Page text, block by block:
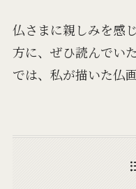
仏さまに親しみを感
方に、ぜひ読んでい
では、私が描いた仏